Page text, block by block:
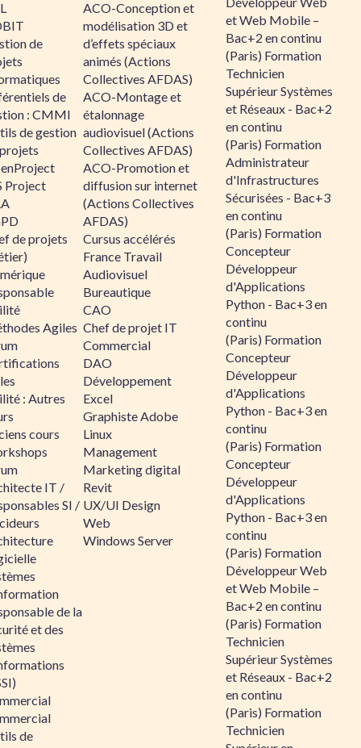
de
de
: CMMI
de gestion
Project
de projets
Agiles
: Autres
cours
IT /
SI /
de la
et des
de
ACO-Conception et
modélisation 3D et
d’effets spéciaux
animés (Actions
Collectives AFDAS)
ACO-Montage et
étalonnage
audiovisuel (Actions
Collectives AFDAS)
ACO-Promotion et
diffusion sur internet
(Actions Collectives
AFDAS)
Cursus accélérés
France Travail
Audiovisuel
Bureautique
CAO
Chef de projet IT
Commercial
DAO
Développement
Excel
Graphiste Adobe
Linux
Management
Marketing digital
Revit
UX/UI Design
Web
Windows Server
et Web Mobile –
Bac+2 en continu
(Paris) Formation
Technicien
Supérieur Systèmes
et Réseaux - Bac+2
en continu
(Paris) Formation
Administrateur
d'Infrastructures
Sécurisées - Bac+3
en continu
(Paris) Formation
Concepteur
Développeur
d'Applications
Python - Bac+3 en
continu
(Paris) Formation
Concepteur
Développeur
d'Applications
Python - Bac+3 en
continu
(Paris) Formation
Concepteur
Développeur
d'Applications
Python - Bac+3 en
continu
(Paris) Formation
Développeur Web
et Web Mobile –
Bac+2 en continu
(Paris) Formation
Technicien
Supérieur Systèmes
et Réseaux - Bac+2
en continu
(Paris) Formation
Technicien